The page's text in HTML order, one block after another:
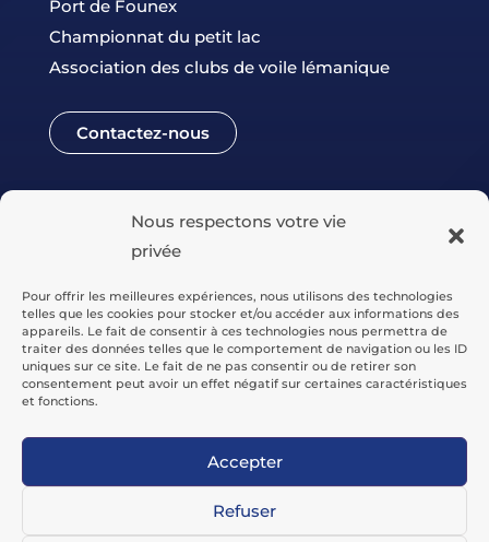
Nous respectons votre vie
privée
Pour offrir les meilleures expériences, nous utilisons des technologies
telles que les cookies pour stocker et/ou accéder aux informations des
appareils. Le fait de consentir à ces technologies nous permettra de
traiter des données telles que le comportement de navigation ou les ID
uniques sur ce site. Le fait de ne pas consentir ou de retirer son
consentement peut avoir un effet négatif sur certaines caractéristiques
et fonctions.
Accepter
Refuser
Port de Founex
Championnat du petit lac
Association des clubs de voile lémanique
Contactez-nous
© CNF –Tous droits réservés
Site réalisé par AddGentia